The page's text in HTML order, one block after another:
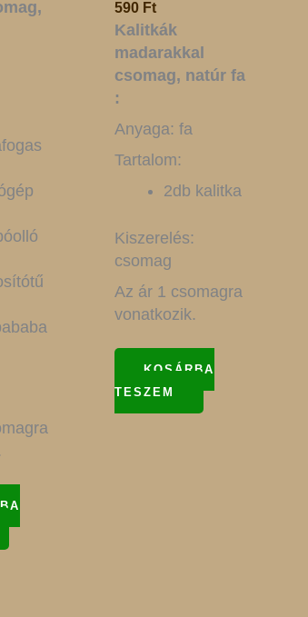
590 Ft
Kalitkák
madarakkal
csomag, natúr fa
:
Anyaga: fa
Tartalom:
2db kalitka
Kiszerelés:
csomag
Az ár 1 csomagra
vonatkozik.
KOSÁRBA
TESZEM